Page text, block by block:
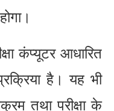
कंप्यूटर आधारित
है। यह भी
तथा परीक्षा के